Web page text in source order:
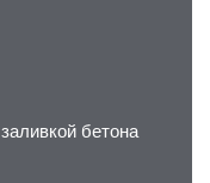
бетона